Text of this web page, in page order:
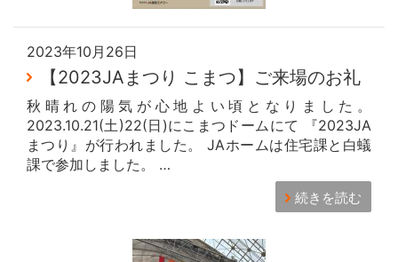
2023年10月26日
【2023JAまつり こまつ】ご来場のお礼
秋晴れの陽気が心地よい頃となりました。
2023.10.21(土)22(日)にこまつドームにて 『2023JA
まつり』が行われました。 JAホームは住宅課と白蟻
課で参加しました。 …
続きを読む